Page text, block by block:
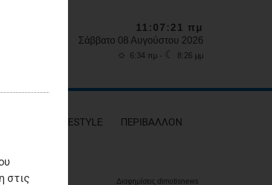
στις
11:07:23 πμ
Σάββατο 08 Αυγούστου 2026
☼ 6:34 πμ - ☾ 8:26 μμ
LIFESTYLE ΠΕΡΙΒΑΛΛΟΝ